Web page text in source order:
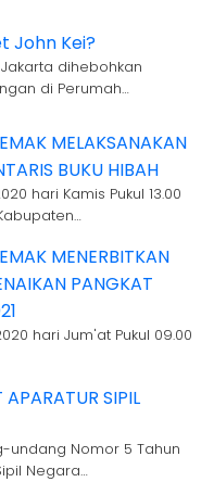
John Kei?
dihebohkan
di Perumah…
MELAKSANAKAN
BUKU HIBAH
hari Kamis Pukul 13.00
MENERBITKAN
PANGKAT
hari Jum'at Pukul 09.00
SIPIL
undang Nomor 5 Tahun
Negara…